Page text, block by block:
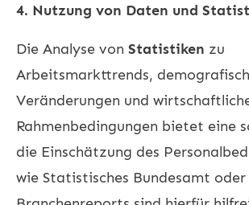
4. Nutzung von Daten und
Die Analyse von Statistiken zu
Arbeitsmarkttrends,
Veränderungen und
Rahmenbedingungen bietet eine
die Einschätzung des
wie Statistisches Bundesamt oder